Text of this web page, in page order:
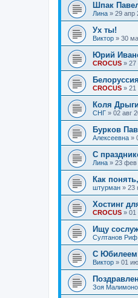
Шпак
Лина » 29 апр
Ух ты!
Виктор » 30
Юрий
CROCUS » 27
CROCUS » 21
Коля
СНГ » 02 авг
Бурков
Алексеевна »
С
Лина » 23 фев
Как
штурман » 23
Хостинг
CROCUS » 01
Ищу
Султанов Риф
С
Виктор » 01
Зоя